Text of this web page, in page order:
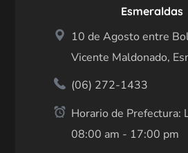
Esmeraldas
10 de Agosto entre
Vicente Maldonado,
(06) 272-1433
Horario de Prefectura:
08:00 am - 17:00 pm